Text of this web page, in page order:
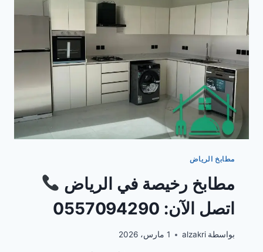
مطابخ الرياض
مطابخ رخيصة في الرياض
اتصل الآن: 0557094290
بواسطة alzakri 1 مارس، 2026